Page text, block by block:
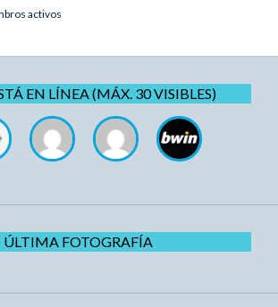
activos
EN LÍNEA (MÁX. 30 VISIBLES)
ÚLTIMA FOTOGRAFÍA